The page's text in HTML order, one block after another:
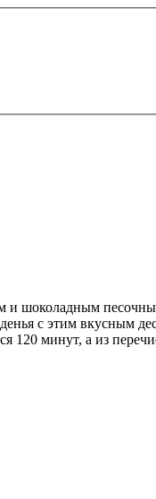
шоколадным
с этим вкусным
минут, а из